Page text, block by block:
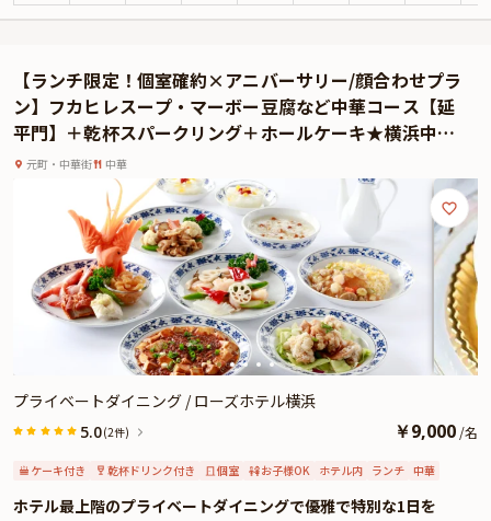
コールドリンクにも変更可能です。
実在の豪華客船ノルマンディ号をイメージしたレストランで、雄大な景色をご
覧になりながら大切な方と素敵な時間をお過ごしになりませんか？
【ランチ限定！個室確約×アニバーサリー/顔合わせプラ
ン】フカヒレスープ・マーボー豆腐など中華コース【延
平門】＋乾杯スパークリング＋ホールケーキ★横浜中華
街ホテル内プライベートダイニング★
元町・中華街 中華
プライベートダイニング / ローズホテル横浜
5.0(2件) ￥9,000 /名
ケーキ付き 乾杯ドリンク付き 個室 お子様OK ホテル内 ランチ 中華
ホテル最上階のプライベートダイニングで優雅で特別な1日を